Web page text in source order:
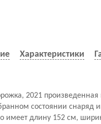
Характеристики
2021
состоянии снаряд
имеет длину 152 см,